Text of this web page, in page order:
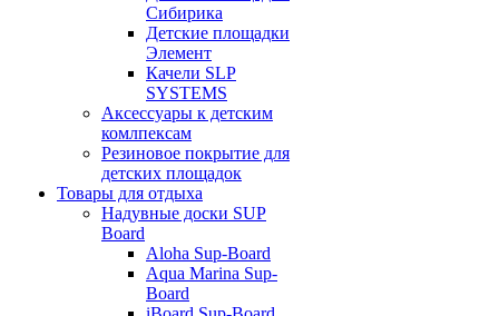
Сибирика
Детские площадки
Элемент
Качели SLP
SYSTEMS
Аксессуары к детским
комлпексам
Резиновое покрытие для
детских площадок
Товары для отдыха
Надувные доски SUP
Board
Aloha Sup-Board
Aqua Marina Sup-
Board